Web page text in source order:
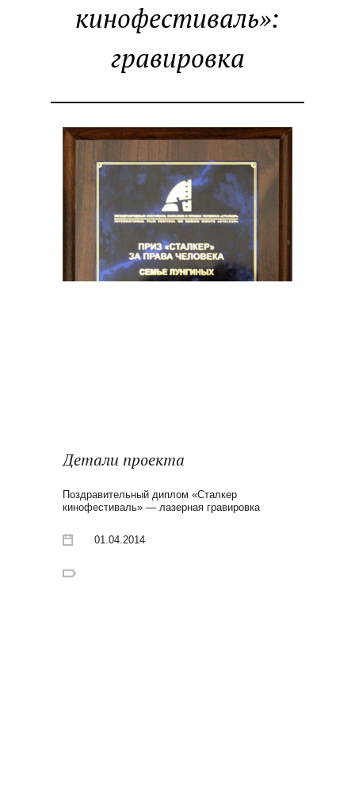
Цены
Контакты
кинофестиваль»:
гравировка
Детали проекта
Поздравительный диплом «Сталкер
кинофестиваль» — лазерная гравировка
01.04.2014